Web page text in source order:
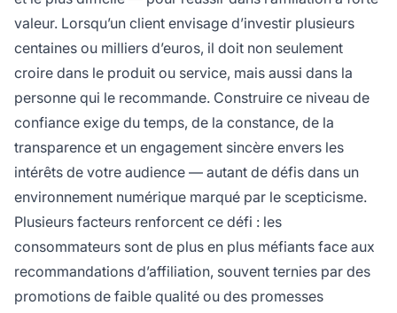
valeur. Lorsqu’un client envisage d’investir plusieurs
centaines ou milliers d’euros, il doit non seulement
croire dans le produit ou service, mais aussi dans la
personne qui le recommande. Construire ce niveau de
confiance exige du temps, de la constance, de la
transparence et un engagement sincère envers les
intérêts de votre audience — autant de défis dans un
environnement numérique marqué par le scepticisme.
Plusieurs facteurs renforcent ce défi : les
consommateurs sont de plus en plus méfiants face aux
recommandations d’affiliation, souvent ternies par des
promotions de faible qualité ou des promesses